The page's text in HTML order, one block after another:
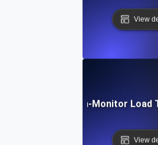
View
Dotcom-Monitor Load
View